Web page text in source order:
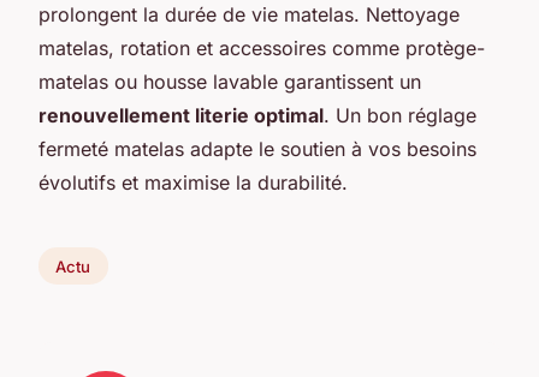
prolongent la durée de vie matelas. Nettoyage
matelas, rotation et accessoires comme protège-
matelas ou housse lavable garantissent un
renouvellement literie optimal. Un bon réglage
fermeté matelas adapte le soutien à vos besoins
évolutifs et maximise la durabilité.
Actu